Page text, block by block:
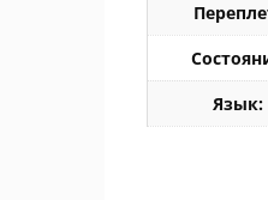
Язык: